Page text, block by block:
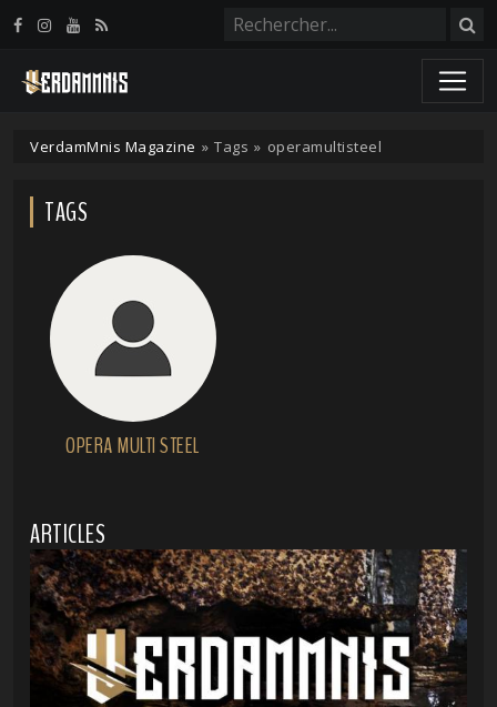
VerdamMnis Magazine » Tags » operamultisteel
TAGS
OPERA MULTI STEEL
ARTICLES
Panneau de gestion des cookies